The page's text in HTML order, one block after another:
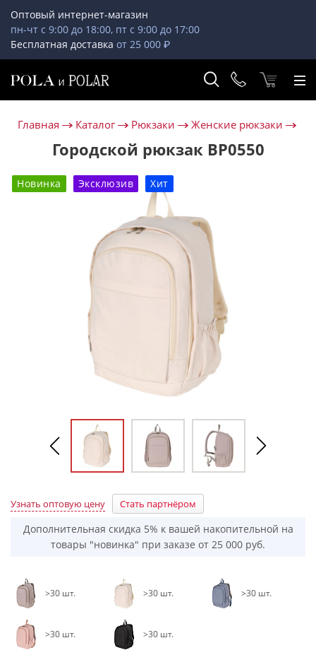
Оптовый интернет-магазин
пн-чт с 9:00 до 18:00, пт с 9:00 до 17:00
Бесплатная доставка от 25 000 ₽
Главная Каталог Рюкзаки Женские рюкзаки
Городской рюкзак ВР0550
Новинка Эксклюзив Хит
Узнать оптовую цену Стать партнёром
Дополнительная скидка 5% к вашей накопительной на
товары "новинка" при заказе от 25 000 руб.
>30 шт. >30 шт. >30 шт.
>30 шт. >30 шт.